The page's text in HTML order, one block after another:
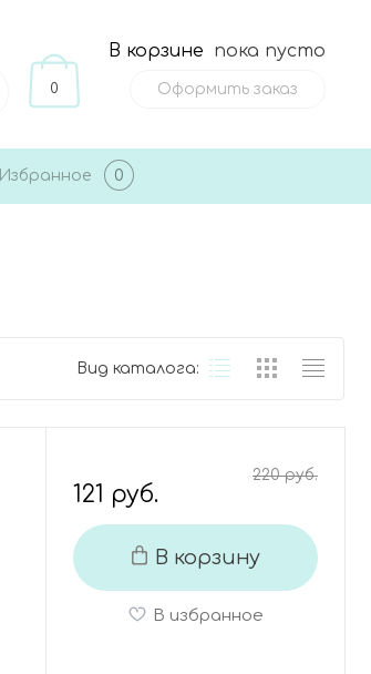
0
В корзине пока пусто
Оформить заказ
Избранное 0
Вид каталога:
121 руб.
220 руб.
В корзину
В избранное